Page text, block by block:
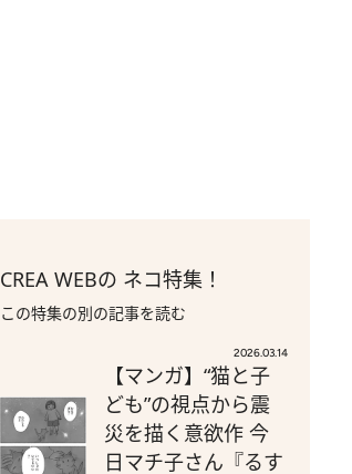
CREA WEBの ネコ特集！
この特集の別の記事を読む
2026.03.14
【マンガ】“猫と子
ども”の視点から震
災を描く意欲作 今
日マチ子さん『るす